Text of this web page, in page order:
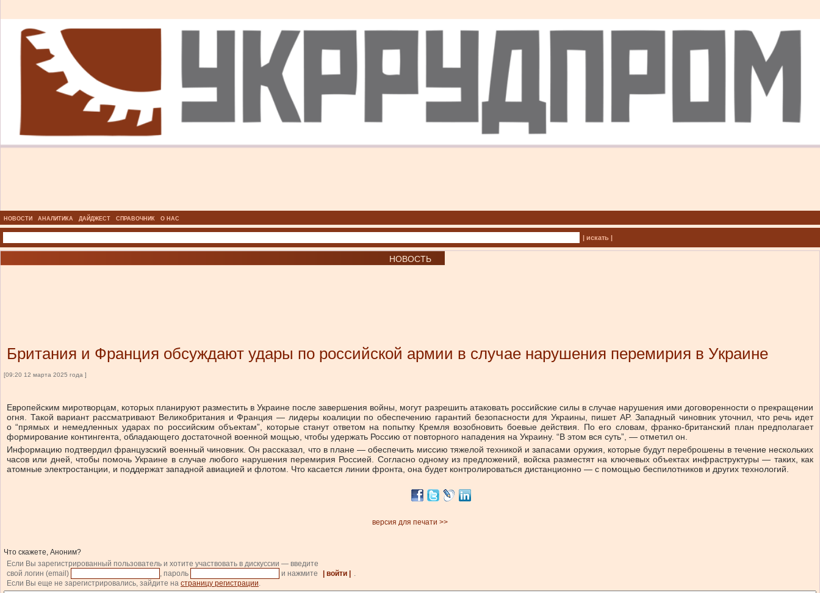
НОВОСТИ АНАЛИТИКА ДАЙДЖЕСТ СПРАВОЧНИК О НАС
| искать |
НОВОСТЬ
Британия и Франция обсуждают удары по российской армии в случае нарушения перемирия в Украине
[09:20 12 марта 2025 года ]
Европейским миротворцам, которых планируют разместить в Украине после завершения войны, могут разрешить атаковать российские силы в случае нарушения ими договоренности о прекращении
огня. Такой вариант рассматривают Великобритания и Франция — лидеры коалиции по обеспечению гарантий безопасности для Украины, пишет AP. Западный чиновник уточнил, что речь идет
о “прямых и немедленных ударах по российским объектам”, которые станут ответом на попытку Кремля возобновить боевые действия. По его словам, франко-британский план предполагает
формирование контингента, обладающего достаточной военной мощью, чтобы удержать Россию от повторного нападения на Украину. “В этом вся суть”, — отметил он.
Информацию подтвердил французский военный чиновник. Он рассказал, что в плане — обеспечить миссию тяжелой техникой и запасами оружия, которые будут переброшены в течение нескольких
часов или дней, чтобы помочь Украине в случае любого нарушения перемирия Россией. Согласно одному из предложений, войска разместят на ключевых объектах инфраструктуры — таких, как
атомные электростанции, и поддержат западной авиацией и флотом. Что касается линии фронта, она будет контролироваться дистанционно — с помощью беспилотников и других технологий.
версия для печати >>
Что скажете, Аноним?
Если Вы зарегистрированный пользователь и хотите участвовать в дискуссии — введите
свой логин (email)
, пароль и нажмите | войти |
.
Если Вы еще не зарегистрировались, зайдите на страницу регистрации.